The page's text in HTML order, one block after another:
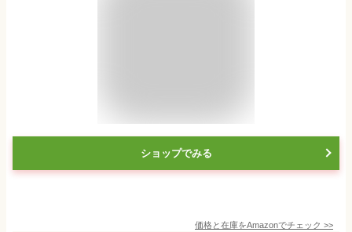
ショップでみる
価格と在庫をAmazonでチェック >>